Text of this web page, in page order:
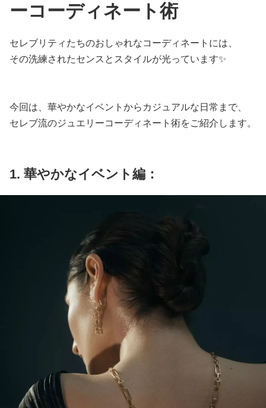
ーコーディネート術
セレブリティたちのおしゃれなコーディネートには、
その洗練されたセンスとスタイルが光っています✨
今回は、華やかなイベントからカジュアルな日常まで、
セレブ流のジュエリーコーディネート術をご紹介します。
1. 華やかなイベント編：